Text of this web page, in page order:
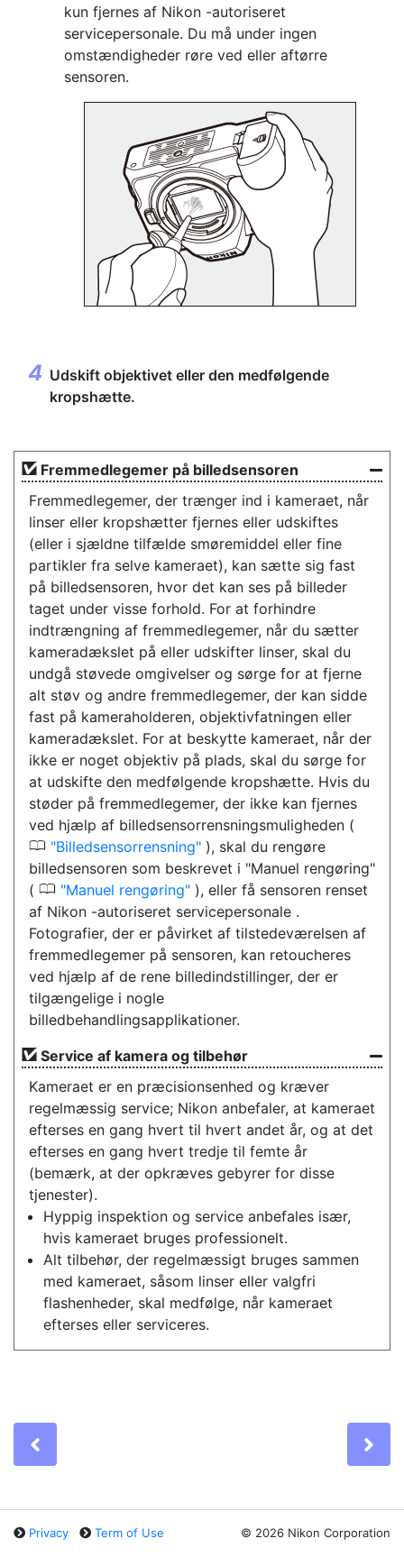
kun fjernes af Nikon -autoriseret
servicepersonale. Du må under ingen
omstændigheder røre ved eller aftørre
sensoren.
Udskift objektivet eller den medfølgende
kropshætte.
Fremmedlegemer på billedsensoren
Fremmedlegemer, der trænger ind i kameraet, når
linser eller kropshætter fjernes eller udskiftes
(eller i sjældne tilfælde smøremiddel eller fine
partikler fra selve kameraet), kan sætte sig fast
på billedsensoren, hvor det kan ses på billeder
taget under visse forhold. For at forhindre
indtrængning af fremmedlegemer, når du sætter
kameradækslet på eller udskifter linser, skal du
undgå støvede omgivelser og sørge for at fjerne
alt støv og andre fremmedlegemer, der kan sidde
fast på kameraholderen, objektivfatningen eller
kameradækslet. For at beskytte kameraet, når der
ikke er noget objektiv på plads, skal du sørge for
at udskifte den medfølgende kropshætte. Hvis du
støder på fremmedlegemer, der ikke kan fjernes
ved hjælp af billedsensorrensningsmuligheden (
0 Billedsensorrensning
), skal du rengøre
billedsensoren som beskrevet i "Manuel rengøring"
( 0 Manuel rengøring
), eller få sensoren renset
af Nikon -autoriseret servicepersonale .
Fotografier, der er påvirket af tilstedeværelsen af
fremmedlegemer på sensoren, kan retoucheres
ved hjælp af de rene billedindstillinger, der er
tilgængelige i nogle
billedbehandlingsapplikationer.
Service af kamera og tilbehør
Kameraet er en præcisionsenhed og kræver
regelmæssig service; Nikon anbefaler, at kameraet
efterses en gang hvert til hvert andet år, og at det
efterses en gang hvert tredje til femte år
(bemærk, at der opkræves gebyrer for disse
tjenester).
Hyppig inspektion og service anbefales især,
hvis kameraet bruges professionelt.
Alt tilbehør, der regelmæssigt bruges sammen
med kameraet, såsom linser eller valgfri
flashenheder, skal medfølge, når kameraet
efterses eller serviceres.
Privacy Term of Use © 2026 Nikon Corporation